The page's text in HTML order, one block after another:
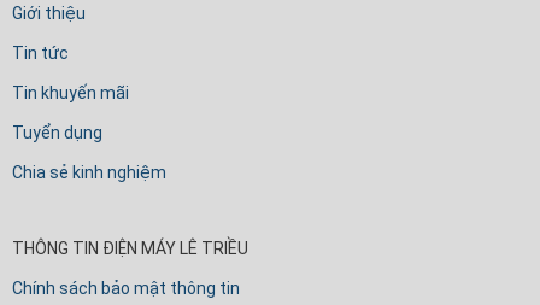
Giới thiệu
Tin tức
Tin khuyến mãi
Tuyển dụng
Chia sẻ kinh nghiệm
THÔNG TIN ĐIỆN MÁY LÊ TRIỀU
Chính sách bảo mật thông tin